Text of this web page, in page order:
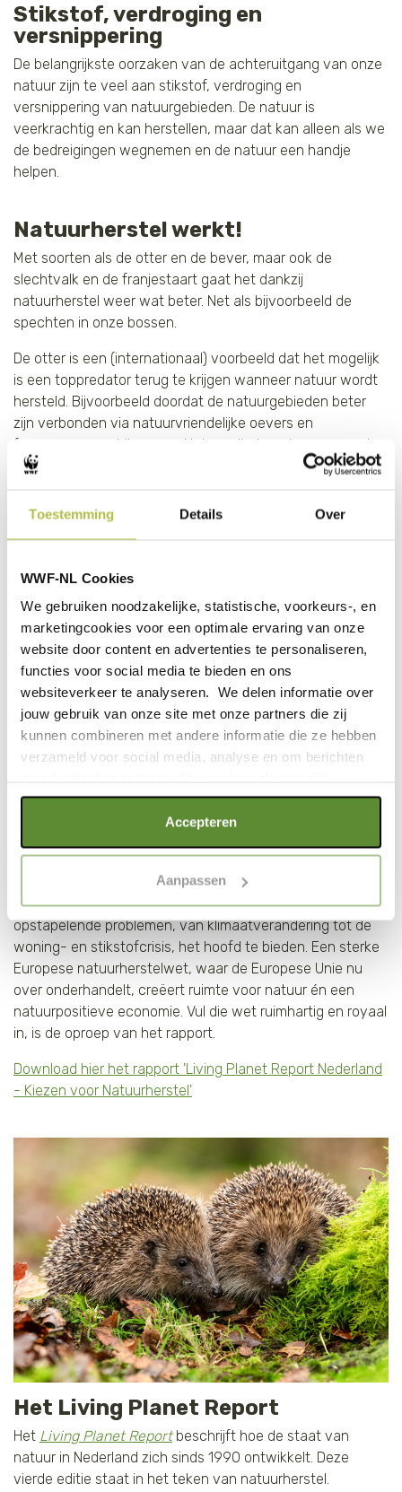
Toestemming Details Over
WWF-NL Cookies
We gebruiken noodzakelijke, statistische, voorkeurs-, en
marketingcookies voor een optimale ervaring van onze
website door content en advertenties te personaliseren,
functies voor social media te bieden en ons
websiteverkeer te analyseren. We delen informatie over
jouw gebruik van onze site met onze partners die zij
kunnen combineren met andere informatie die ze hebben
verzameld voor social media, analyse en om berichten
Als je op "Alle cookies accepteren" klikt, ga je akkoord
met een optimaal gebruik van de website. Als je niet alle
"selectie toestaan" of "alleen noodzakelijke cookies", wat
wel gevolgen kan hebben voor de gebruiksvriendelijkheid
van de website. Voor meer inzage in de cookies klik dan
op "Cookie instellingen". Lees voor meer informatie
onzeCookie Policy.
Accepteren
Aanpassen
Stikstof, verdroging en
versnippering
De belangrijkste oorzaken van de achteruitgang van onze
natuur zijn te veel aan stikstof, verdroging en
versnippering van natuurgebieden. De natuur is
veerkrachtig en kan herstellen, maar dat kan alleen als we
de bedreigingen wegnemen en de natuur een handje
helpen.
Natuurherstel werkt!
Met soorten als de otter en de bever, maar ook de
slechtvalk en de franjestaart gaat het dankzij
natuurherstel weer wat beter. Net als bijvoorbeeld de
spechten in onze bossen.
De otter is een (internationaal) voorbeeld dat het mogelijk
is een toppredator terug te krijgen wanneer natuur wordt
hersteld. Bijvoorbeeld doordat de natuurgebieden beter
zijn verbonden via natuurvriendelijke oevers en
faunapassages bij wegen. Het maaibeheer is aangepast,
zodat er jaarrond riet ergens op de oever staat. Ook de
hebben geholpen om de otter weer terug te krijgen.
Zo ook de slechtvalk, het snelste dier op aarde, doet het
aanbieden van nestkasten in bebouwd gebied en op
industrieterreinen, zien we het dier weer vaker vliegen.
Europese natuurherstelwet
De Europese Natuurherstelwet, waarover deze zomer in
Brussel wordt gestemd, is een belangrijke kans om natuur
terug te brengen in Europa. WWF steunt dit wetsvoorstel.
Nederland ligt helaas dwars en werkt de wet tegen. Er is
regering om de wet te steunen. Conclusies uit dit Living
Planet Report Nederland laten duidelijk zien dat
natuurherstel noodzakelijk is.
We hebben de natuur nodig om ons land leefbaar te
houden. De natuur kan ons helpen om de zich
opstapelende problemen, van klimaatverandering tot de
woning- en stikstofcrisis, het hoofd te bieden. Een sterke
Europese natuurherstelwet, waar de Europese Unie nu
over onderhandelt, creëert ruimte voor natuur én een
natuurpositieve economie. Vul die wet ruimhartig en royaal
in, is de oproep van het rapport.
Download hier het rapport 'Living Planet Report Nederland
- Kiezen voor Natuurherstel'
Het Living Planet Report
Het Living Planet Reportbeschrijft hoe de staat van
natuur in Nederland zich sinds 1990 ontwikkelt. Deze
vierde editie staat in het teken van natuurherstel.